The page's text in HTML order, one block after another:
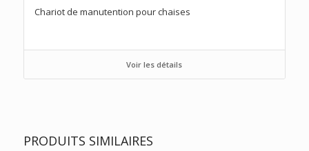
Chariot de manutention pour chaises
Voir les détails
PRODUITS SIMILAIRES